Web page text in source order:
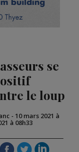
se
le loup
- 10 mars 2021 à
à 08h33